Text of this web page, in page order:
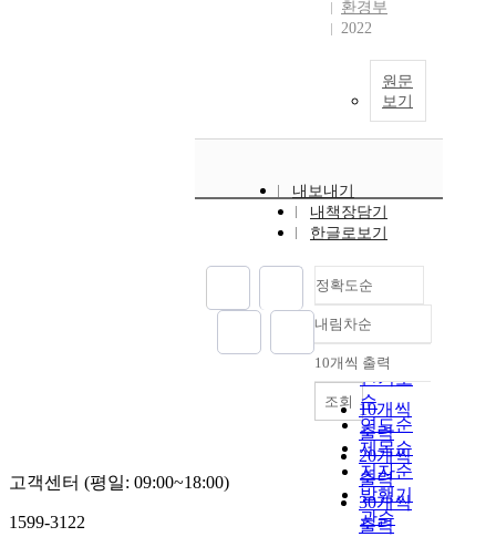
환경부
2022
원문
보기
내보내기
내책장담기
한글로보기
정확도순
정확도
순
인기도
순
연도순
제목순
저자순
발행기
관순
내림차순
내림차순
10개씩 출력
10개씩
출력
20개씩
출력
30개씩
출력
조회
고객센터 (평일: 09:00~18:00)
1599-3122